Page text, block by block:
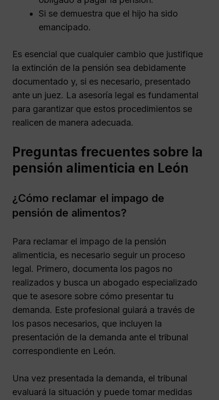
Si se demuestra que el hijo ha sido
emancipado.
Es esencial que cualquier cambio que justifique
la extinción de la pensión sea debidamente
documentado y, si es necesario, presentado
ante un juez. La asesoría legal es fundamental
para garantizar que estos procedimientos se
realicen de manera adecuada.
Preguntas frecuentes sobre la
pensión alimenticia en León
¿Cómo reclamar el impago de
pensión de alimentos?
Para reclamar el impago de la pensión
alimenticia, es necesario seguir un proceso
legal. Primero, documenta los pagos no
realizados y busca un abogado especializado
que te asesore sobre cómo presentar tu
demanda. Este profesional guiará a través de
los pasos necesarios, que incluyen la
presentación de la demanda ante el tribunal
correspondiente en León.
Una vez presentada la demanda, el tribunal
evaluará la situación y puede tomar medidas